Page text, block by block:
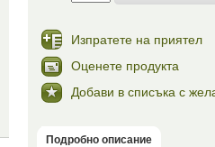
Изпратете на приятел
Оценете продукта
Добави в списъка с
Подробно описание